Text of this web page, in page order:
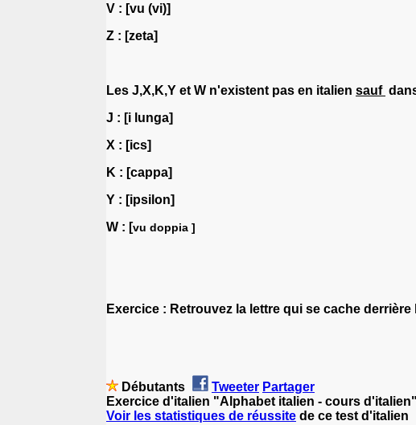
V : [vu (vi)]
Z : [zeta]
Les J,X,K,Y et W n'existent pas en italien sauf
J : [i lunga]
X : [ics]
K : [cappa]
Y : [ipsilon]
W : [vu doppia ]
Exercice : Retrouvez la lettre qui se cache
Débutants Tweeter Partager
Exercice d'italien "Alphabet italien - cours
Voir les statistiques de réussite de ce test d'italien